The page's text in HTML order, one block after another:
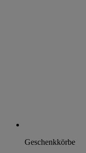
Geschenkkörbe